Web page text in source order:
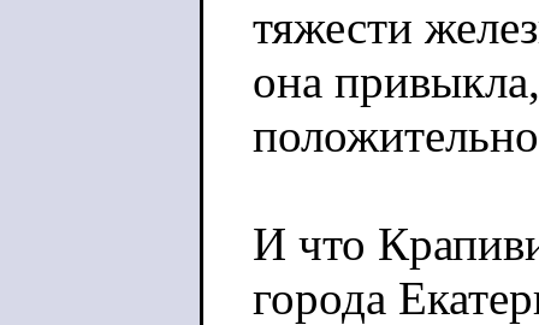
тяжести
она
И что
города